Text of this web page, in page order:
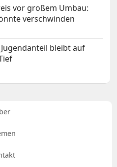
vor großem Umbau:
verschwinden
bleibt auf